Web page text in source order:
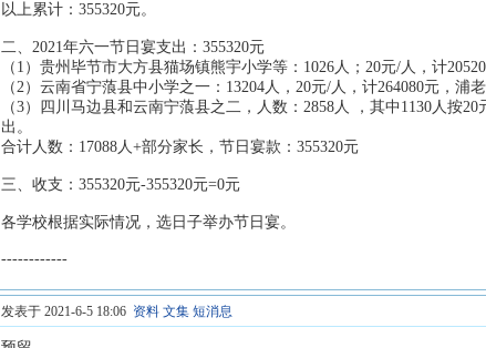
以上累计：355320元。
二、2021年六一节日宴支出：355320元
（1）贵州毕节市大方县猫场镇熊宇小学等：1026人；20元/人，计
（2）云南省宁蒗县中小学之一：13204人，20元/人，计264080元，浦
（3）四川马边县和云南宁蒗县之二，人数：2858人 ，其中1130人按
出。
合计人数：17088人+部分家长，节日宴款：355320元
三、收支：355320元-355320元=0元
各学校根据实际情况，选日子举办节日宴。
------------
发表于 2021-6-5 18:06 资料 文集 短消息